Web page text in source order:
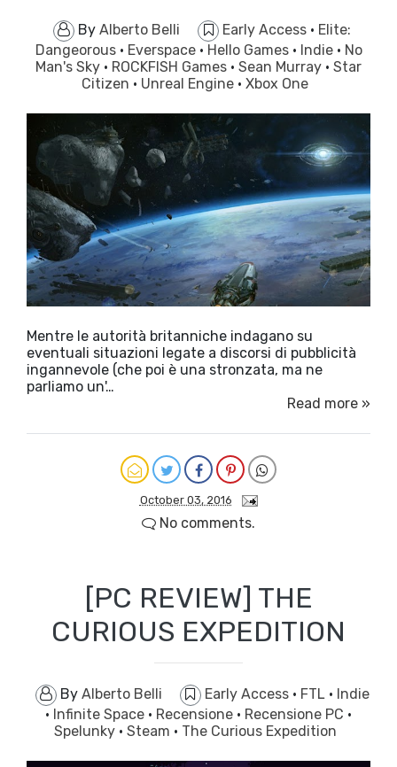
By Alberto Belli Early Access · Elite:
Dangeorous · Everspace · Hello Games · Indie · No
Man's Sky · ROCKFISH Games · Sean Murray · Star
Citizen · Unreal Engine · Xbox One
Mentre le autorità britanniche indagano su
eventuali situazioni legate a discorsi di pubblicità
ingannevole (che poi è una stronzata, ma ne
parliamo un'…
Read more »
October 03, 2016
No comments.
[PC REVIEW] THE
CURIOUS EXPEDITION
By Alberto Belli Early Access · FTL · Indie
· Infinite Space · Recensione · Recensione PC ·
Spelunky · Steam · The Curious Expedition